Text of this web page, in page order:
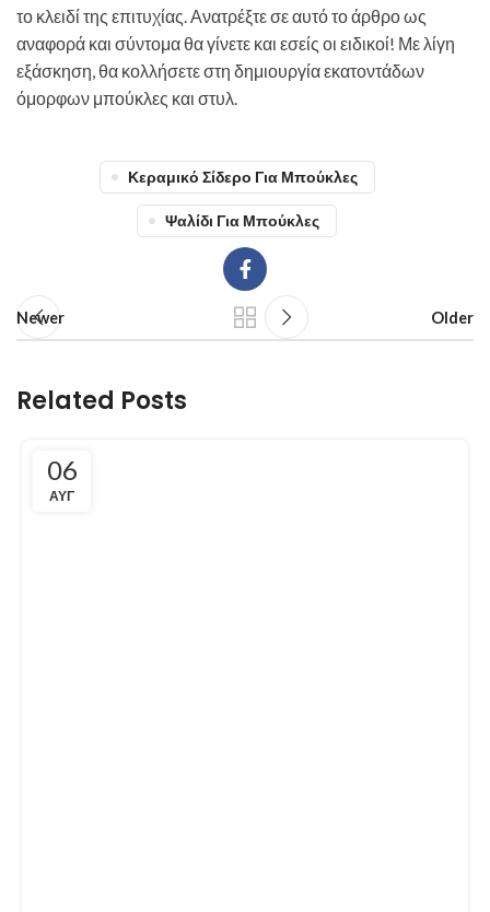
το κλειδί της επιτυχίας. Ανατρέξτε σε αυτό το άρθρο ως
αναφορά και σύντομα θα γίνετε και εσείς οι ειδικοί! Με λίγη
εξάσκηση, θα κολλήσετε στη δημιουργία εκατοντάδων
όμορφων μπούκλες και στυλ.
Κεραμικό Σίδερο Για Μπούκλες
Ψαλίδι Για Μπούκλες
Newer Older
Related Posts
06
ΑΥΓ